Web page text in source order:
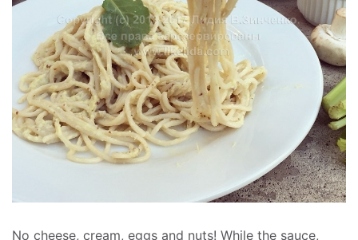
No cheese, cream, eggs and nuts! While the sauce,